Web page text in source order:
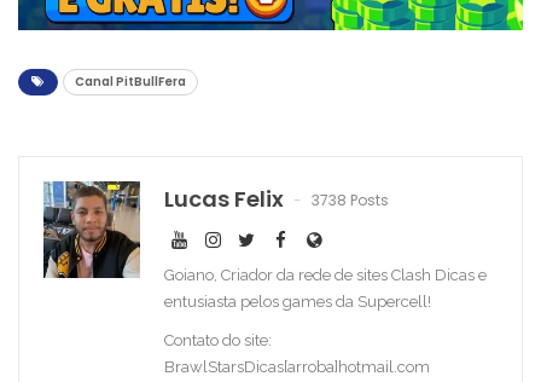
Canal PitBullFera
Lucas Felix 3738 Posts
Goiano, Criador da rede de sites Clash Dicas e
entusiasta pelos games da Supercell!
Contato do site:
BrawlStarsDicas[arroba]hotmail.com